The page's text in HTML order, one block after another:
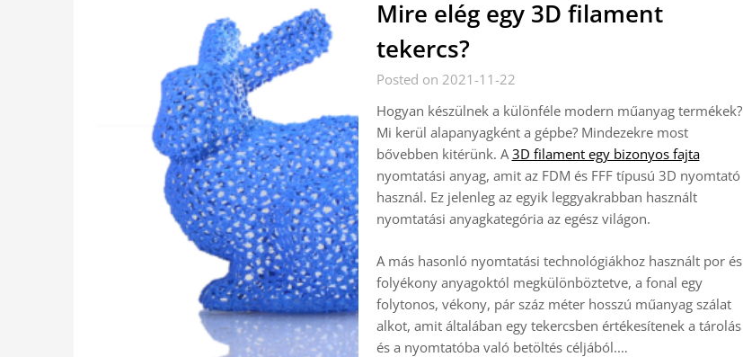
Mire elég egy 3D filament
tekercs?
Posted on 2021-11-22
Hogyan készülnek a különféle modern műanyag termékek?
Mi kerül alapanyagként a gépbe? Mindezekre most
bővebben kitérünk. A3D filament egy bizonyos fajta
nyomtatási anyag, amit az FDM és FFF típusú 3D nyomtató
használ. Ez jelenleg az egyik leggyakrabban használt
nyomtatási anyagkategória az egész világon.
A más hasonló nyomtatási technológiákhoz használt por és
folyékony anyagoktól megkülönböztetve, a fonal egy
folytonos, vékony, pár száz méter hosszú műanyag szálat
alkot, amit általában egy tekercsben értékesítenek a tárolás
és a nyomtatóba való betöltés céljából.…